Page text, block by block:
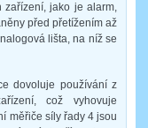
zařízení, jako je alarm,
před přetížením až
lišta, na níž se
dovoluje používání z
což vyhovuje
měřiče síly řady 4 jsou